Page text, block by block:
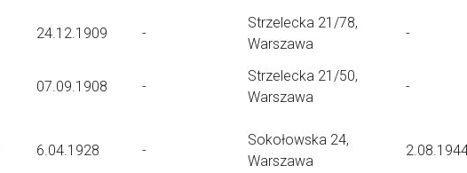
24.12.1909 -
Strzelecka 21/78,
Warszawa
-
07.09.1908 -
Strzelecka 21/50,
Warszawa
-
6.04.1928 -
Sokołowska 24,
Warszawa